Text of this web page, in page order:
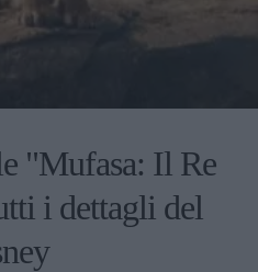
"Mufasa: Il Re
i dettagli del